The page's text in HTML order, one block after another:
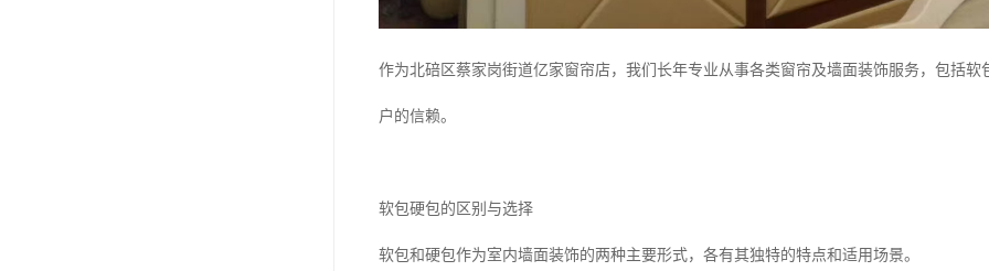
作为北碚区蔡家岗街道亿家窗帘店，我们长年专业从事各类窗帘及墙面装饰服务，包括
户的信赖。
软包硬包的区别与选择
软包和硬包作为室内墙面装饰的两种主要形式，各有其独特的特点和适用场景。